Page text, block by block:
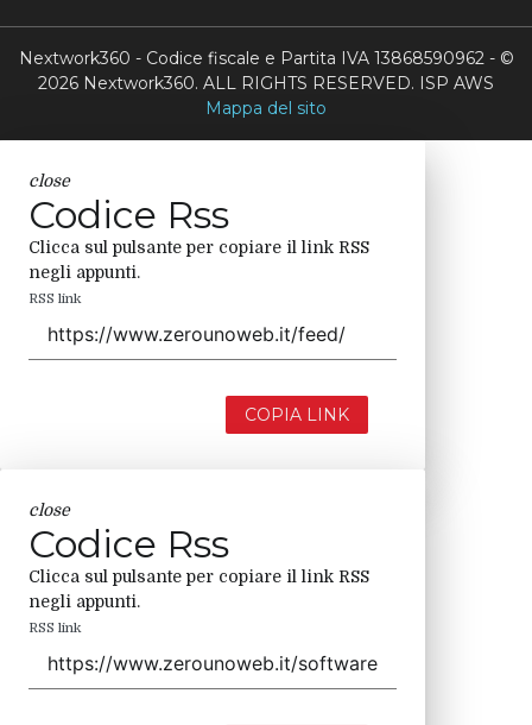
Nextwork360 - Codice fiscale e Partita IVA 13868590962 - ©
2026 Nextwork360. ALL RIGHTS RESERVED. ISP AWS
Mappa del sito
close
Codice Rss
Clicca sul pulsante per copiare il link RSS
negli appunti.
RSS link
COPIA LINK
close
Codice Rss
Clicca sul pulsante per copiare il link RSS
negli appunti.
RSS link